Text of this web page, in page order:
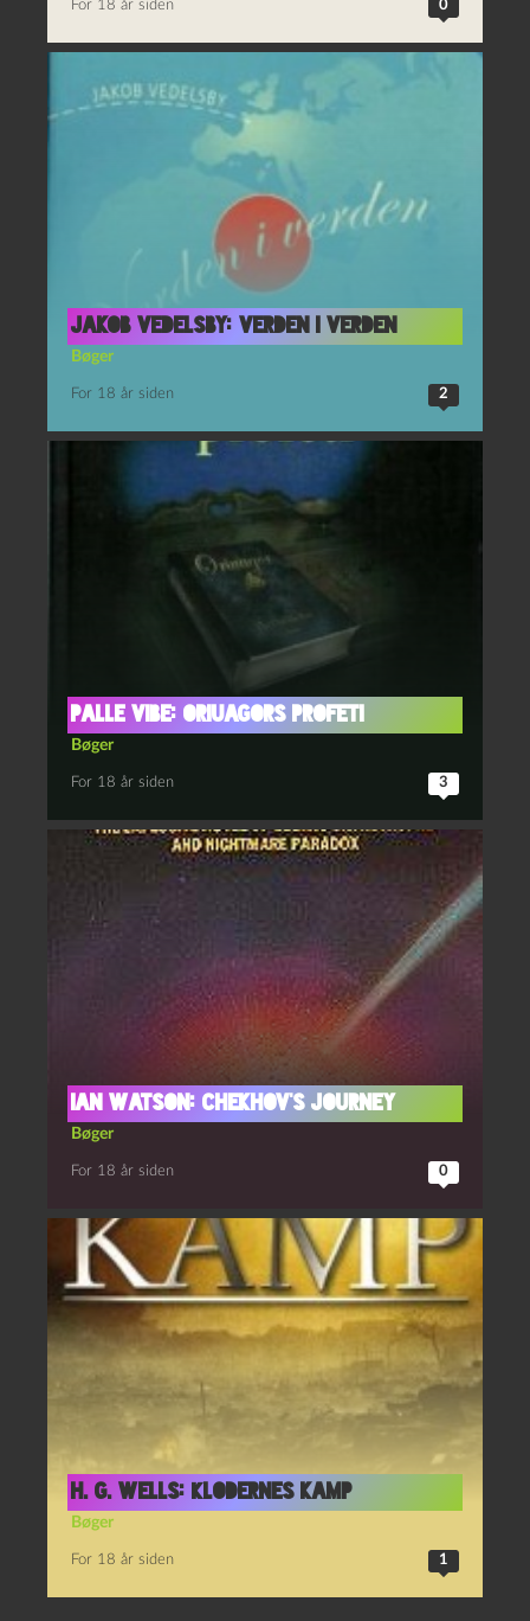
For 18 år siden 0
Jakob Vedelsby: Verden i verden
Bøger
For 18 år siden 2
Palle Vibe: Oriuagors profeti
Bøger
For 18 år siden 3
Ian Watson: Chekhov’s Journey
Bøger
For 18 år siden 0
H. G. Wells: Klodernes kamp
Bøger
For 18 år siden 1